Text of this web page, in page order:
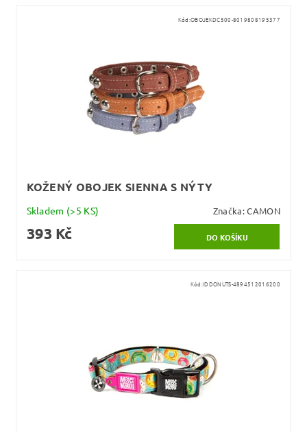
Kód:OBOJEKDC500-8019808195377
KOŽENÝ OBOJEK SIENNA S NÝTY
Skladem (>5 KS) Značka:CAMON
393 Kč
Kód:IDDONUTS-4894512016200